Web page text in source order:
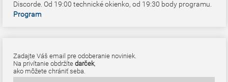
Discorde. Od 19:00 technické okienko, od 19:30 body programu.
Program
Zadajte Váš email pre odoberanie noviniek.
Na privítanie obdržítedarček,
ako môžete chrániť seba.